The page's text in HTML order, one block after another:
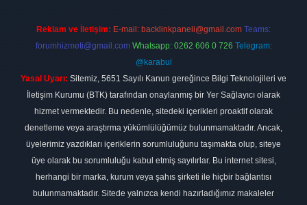
Reklam ve İletişim: E-mail: backlinkpaneli@gmail.com Teams:
forumhizmeti@gmail.com Whatsapp: 0262 606 0 726 Telegram:
@karabul
Yasal Uyarı: Sitemiz, 5651 Sayılı Kanun gereğince Bilgi Teknolojileri ve
İletişim Kurumu (BTK) tarafından onaylanmış bir Yer Sağlayıcı olarak
hizmet vermektedir. Bu nedenle, sitedeki içerikleri proaktif olarak
denetleme veya araştırma yükümlülüğümüz bulunmamaktadır. Ancak,
üyelerimiz yazdıkları içeriklerin sorumluluğunu taşımakta olup, siteye
üye olarak bu sorumluluğu kabul etmiş sayılırlar. Bu internet sitesi,
herhangi bir marka, kurum veya şahıs şirketi ile hiçbir bağlantısı
bulunmamaktadır. Sitede yalnızca kendi hazırladığımız makaleler